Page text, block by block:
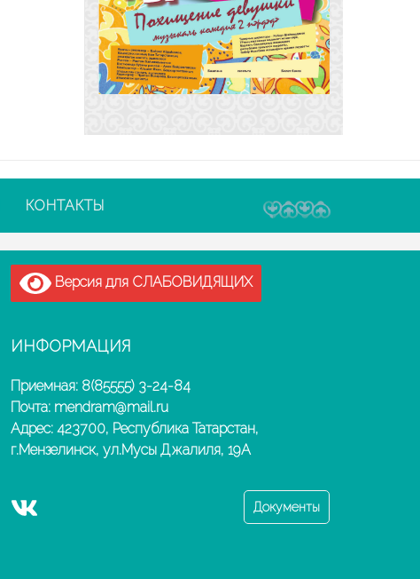
КОНТАКТЫ
Версия для СЛАБОВИДЯЩИХ
ИНФОРМАЦИЯ
Приемная: 8(85555) 3-24-84
Почта: mendram@mail.ru
Адрес: 423700, Республика Татарстан,
г.Мензелинск, ул.Мусы Джалиля, 19А
Документы